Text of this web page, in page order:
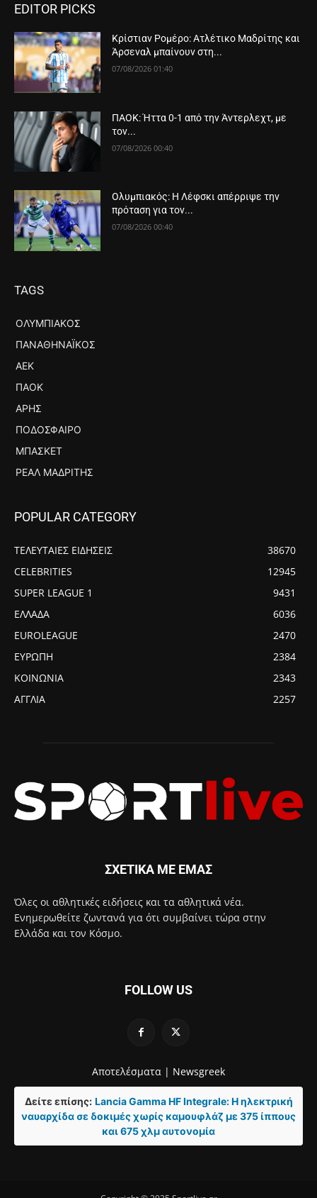
EDITOR PICKS
Κρίστιαν Ρομέρο: Ατλέτικο Μαδρίτης και
Άρσεναλ μπαίνουν στη...
07/08/2026 01:40
ΠΑΟΚ: Ήττα 0-1 από την Άντερλεχτ, με
τον...
07/08/2026 00:40
Ολυμπιακός: Η Λέφσκι απέρριψε την
πρόταση για τον...
07/08/2026 00:40
TAGS
ΟΛΥΜΠΙΑΚΌΣ
ΠΑΝΑΘΗΝΑΪΚΌΣ
ΑΕΚ
ΠΑΟΚ
ΆΡΗΣ
ΠΟΔΌΣΦΑΙΡΟ
ΜΠΆΣΚΕΤ
ΡΕΆΛ ΜΑΔΡΊΤΗΣ
POPULAR CATEGORY
ΤΕΛΕΥΤΑΙΕΣ ΕΙΔΗΣΕΙΣ
38670
CELEBRITIES
12945
SUPER LEAGUE 1
9431
ΕΛΛΑΔΑ
6036
EUROLEAGUE
2470
ΕΥΡΩΠΗ
2384
ΚΟΙΝΩΝΙΑ
2343
ΑΓΓΛΙΑ
2257
ΣΧΕΤΙΚΑ ΜΕ ΕΜΑΣ
Όλες οι αθλητικές ειδήσεις και τα αθλητικά νέα.
Ενημερωθείτε ζωντανά για ότι συμβαίνει τώρα στην
Ελλάδα και τον Κόσμο.
FOLLOW US
Αποτελέσματα | Newsgreek
Δείτε επίσης: Lancia Gamma HF Integrale: Η ηλεκτρική
ναυαρχίδα σε δοκιμές χωρίς καμουφλάζ με 375 ίππους
και 675 χλμ αυτονομία